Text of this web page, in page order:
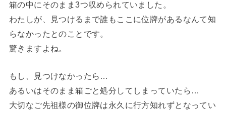
箱の中にそのまま3つ収められていました。
わたしが、見つけるまで誰もここに位牌があるなんて知
らなかったとのことです。
驚きますよね。
もし、見つけなかったら…
あるいはそのまま箱ごと処分してしまっていたら…
大切なご先祖様の御位牌は永久に行方知れずとなってい